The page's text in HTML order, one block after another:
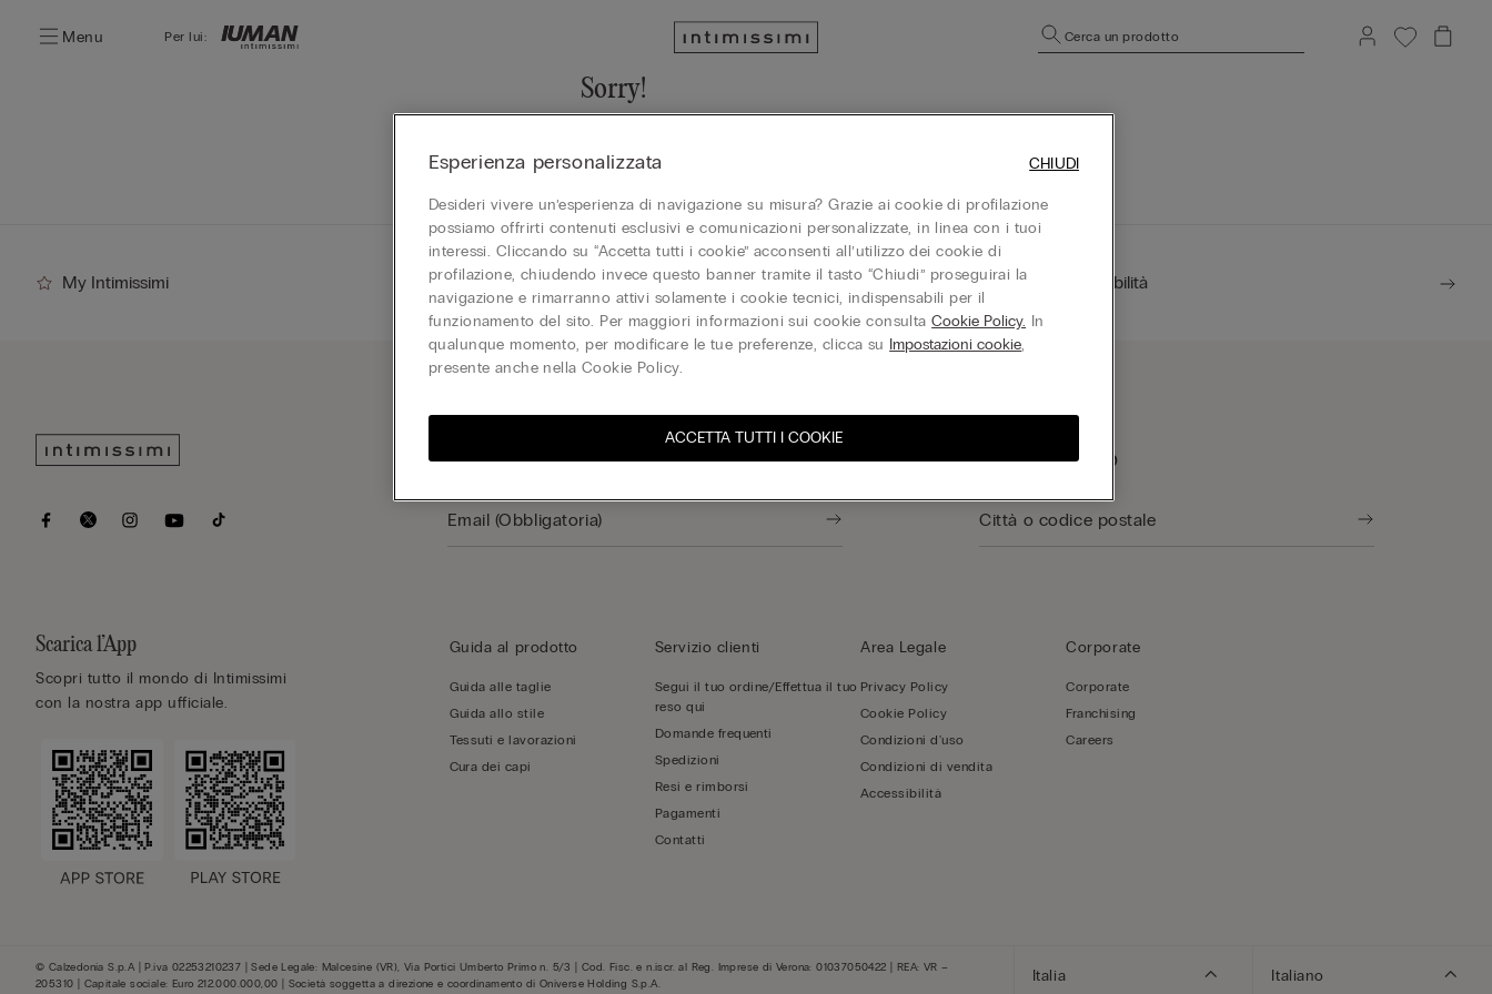
Menu Per lui: Cerca un prodotto
Sorry!
My Intimissimi Gift Card Sostenibilità
Scarica l’App
Scopri tutto il mondo di Intimissimi
con la nostra app ufficiale.
Iscriviti alla newsletter Trova un negozio
Guida al prodotto
Guida alle taglie
Guida allo stile
Tessuti e lavorazioni
Cura dei capi
Servizio clienti
Segui il tuo ordine/Effettua il tuo
reso qui
Domande frequenti
Spedizioni
Resi e rimborsi
Pagamenti
Contatti
Area Legale
Privacy Policy
Cookie Policy
Condizioni d'uso
Condizioni di vendita
Accessibilità
Corporate
Corporate
Franchising
Careers
© Calzedonia S.p.A | P.iva 02253210237 | Sede Legale: Malcesine (VR), Via Portici Umberto Primo n. 5/3 | Cod. Fisc. e n.iscr. al Reg. Imprese di Verona: 01037050422 | REA: VR –
205310 | Capitale sociale: Euro 212.000.000,00 | Società soggetta a direzione e coordinamento di Oniverse Holding S.p.A.
Italia Italiano
Esperienza personalizzata
Desideri vivere un’esperienza di navigazione su misura? Grazie ai cookie di profilazione
possiamo offrirti contenuti esclusivi e comunicazioni personalizzate, in linea con i tuoi
interessi. Cliccando su “Accetta tutti i cookie” acconsenti all’utilizzo dei cookie di
profilazione, chiudendo invece questo banner tramite il tasto “Chiudi” proseguirai la
navigazione e rimarranno attivi solamente i cookie tecnici, indispensabili per il
funzionamento del sito. Per maggiori informazioni sui cookie consultaCookie Policy. In
qualunque momento, per modificare le tue preferenze, clicca su Impostazioni cookie,
presente anche nella Cookie Policy.
ACCETTA TUTTI I COOKIE
CHIUDI